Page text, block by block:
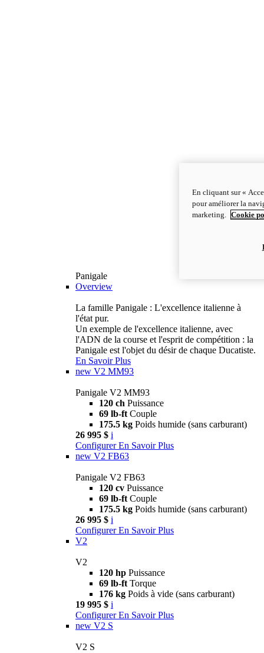
Panigale
Overview
La famille Panigale : L'excellence italienne à
l'état pur.
Un exemple de l'excellence italienne, avec
l'ADN de la course et l'esprit de compétition : la
Panigale est l'objet du désir de chaque Ducatiste.
En Savoir Plus
new V2 MM93
Panigale V2 MM93
120 ch Puissance
69 lb-ft Couple
175.5 kg Poids humide (sans carburant)
26 995 $ i
Configurer En Savoir Plus
new V2 FB63
Panigale V2 FB63
120 cv Puissance
69 lb-ft Couple
175.5 kg Poids humide (sans carburant)
26 995 $ i
Configurer En Savoir Plus
V2
V2
120 hp Puissance
69 lb-ft Torque
176 kg Poids à vide (sans carburant)
19 995 $ i
Configurer En Savoir Plus
new V2 S
V2 S
En cliquant sur «
pour améliorer la
marketing.
Cookie